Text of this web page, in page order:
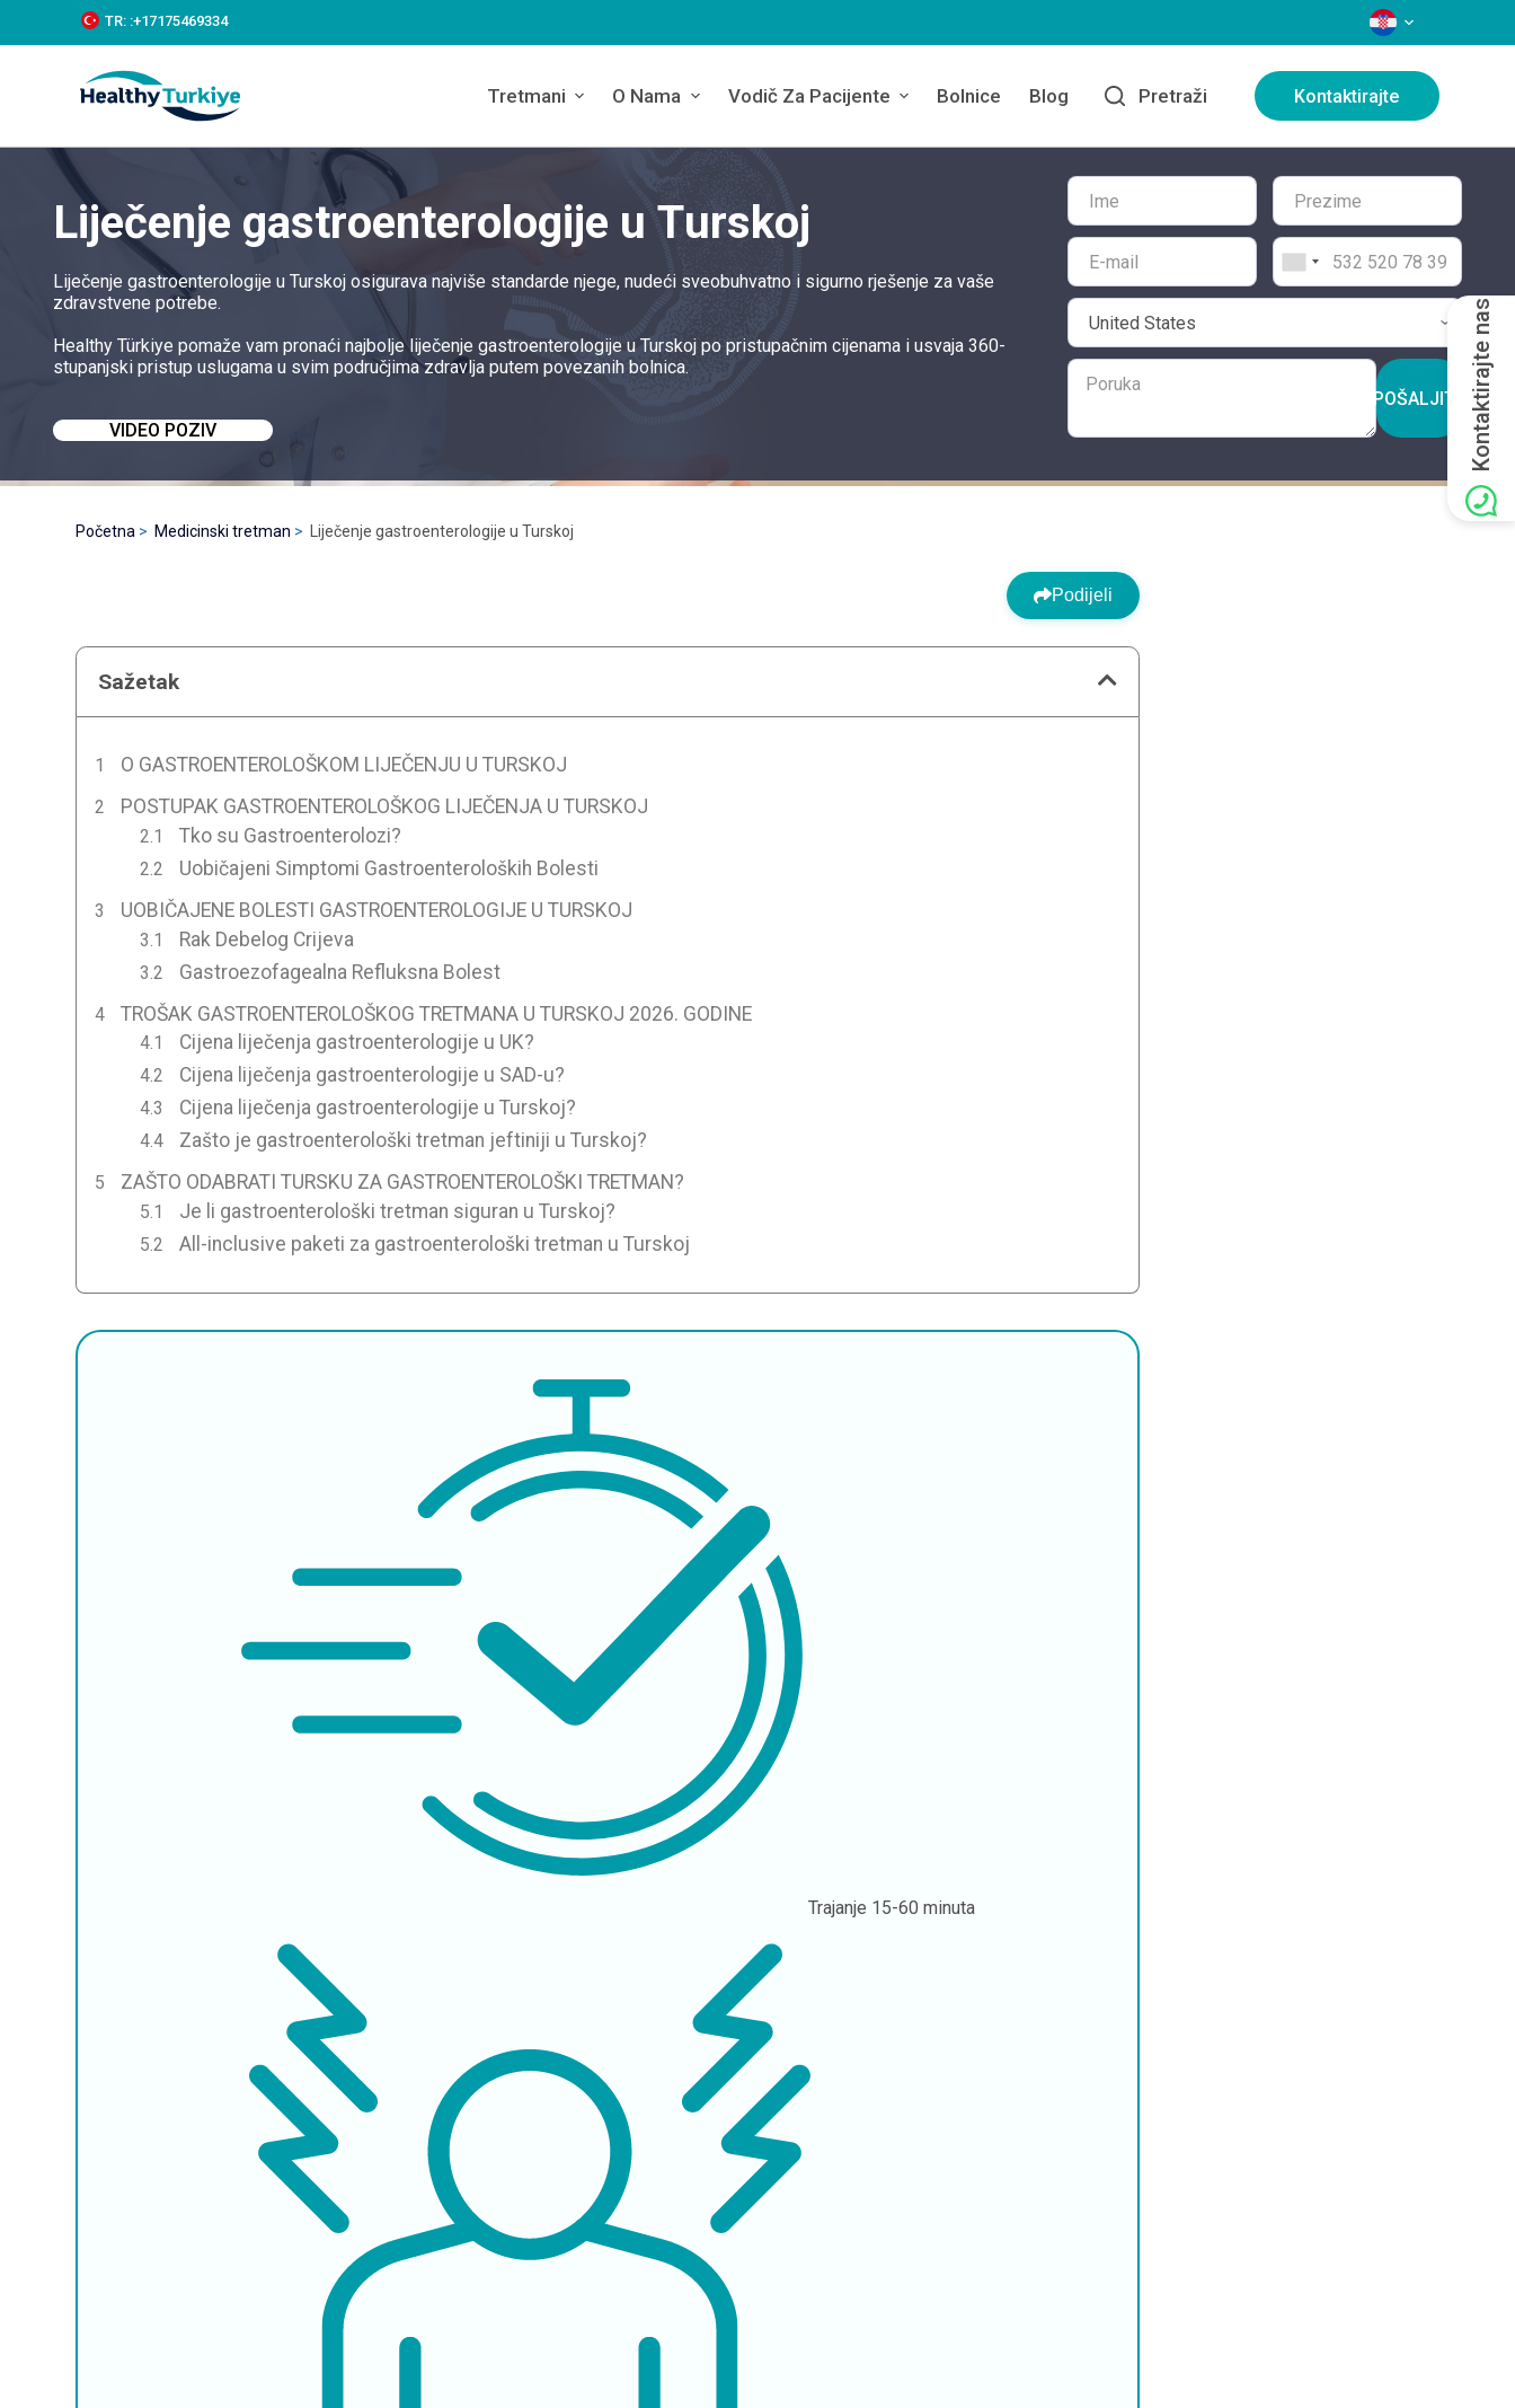
k
c
TR: :+‪17175469334‬ JEZICI
Tretmani O Nama Vodič Za Pacijente Bolnice Blog Pretraži Kontaktirajte
Liječenje gastroenterologije u Turskoj
Liječenje gastroenterologije u Turskoj osigurava najviše standarde njege, nudeći sveobuhvatno i sigurno rješenje za vaše
zdravstvene potrebe.
Healthy Türkiye pomaže vam pronaći najbolje liječenje gastroenterologije u Turskoj po pristupačnim cijenama i usvaja 360-
stupanjski pristup uslugama u svim područjima zdravlja putem povezanih bolnica.
VIDEO POZIV
POŠALJITE
Početna Medicinski tretman Liječenje gastroenterologije u Turskoj
Podijeli
Sažetak
O GASTROENTEROLOŠKOM LIJEČENJU U TURSKOJ
POSTUPAK GASTROENTEROLOŠKOG LIJEČENJA U TURSKOJ
Tko su Gastroenterolozi?
Uobičajeni Simptomi Gastroenteroloških Bolesti
UOBIČAJENE BOLESTI GASTROENTEROLOGIJE U TURSKOJ
Rak Debelog Crijeva
Gastroezofagealna Refluksna Bolest
TROŠAK GASTROENTEROLOŠKOG TRETMANA U TURSKOJ 2026. GODINE
Cijena liječenja gastroenterologije u UK?
Cijena liječenja gastroenterologije u SAD-u?
Cijena liječenja gastroenterologije u Turskoj?
Zašto je gastroenterološki tretman jeftiniji u Turskoj?
ZAŠTO ODABRATI TURSKU ZA GASTROENTEROLOŠKI TRETMAN?
Je li gastroenterološki tretman siguran u Turskoj?
All-inclusive paketi za gastroenterološki tretman u Turskoj
Trajanje 15-60 minuta
Kontaktirajte nas